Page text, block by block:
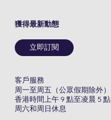
獲得最新動態
立即訂閱
客戶服務
周一至周五（公眾假期除外）
香港時間上午 9 點至凌晨 5 點
周六和周日休息